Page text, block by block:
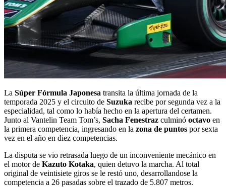
La Súper Fórmula Japonesa transita la última jornada de la
temporada 2025 y el circuito de Suzuka recibe por segunda vez a la
especialidad, tal como lo había hecho en la apertura del certamen.
Junto al Vantelin Team Tom’s, Sacha Fenestraz culminó octavo en
la primera competencia, ingresando en la zona de puntos por sexta
vez en el año en diez competencias.
La disputa se vio retrasada luego de un inconveniente mecánico en
el motor de Kazuto Kotaka, quien detuvo la marcha. Al total
original de veintisiete giros se le restó uno, desarrollandose la
competencia a 26 pasadas sobre el trazado de 5.807 metros.